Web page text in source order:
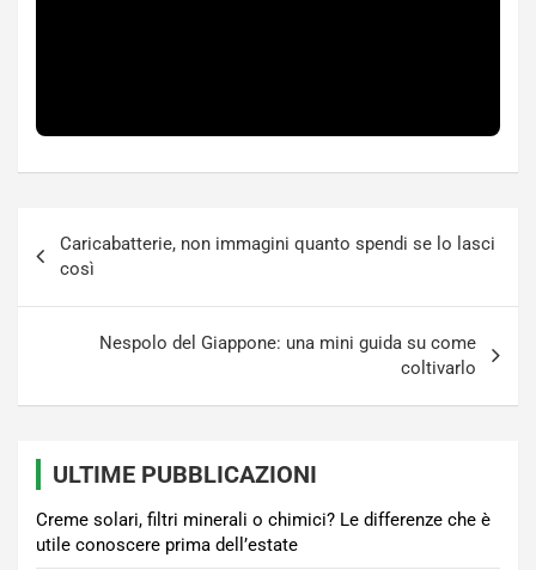
articoli
Caricabatterie, non immagini quanto spendi se lo lasci
così
Nespolo del Giappone: una mini guida su come
coltivarlo
ULTIME PUBBLICAZIONI
Creme solari, filtri minerali o chimici? Le differenze che è
utile conoscere prima dell’estate